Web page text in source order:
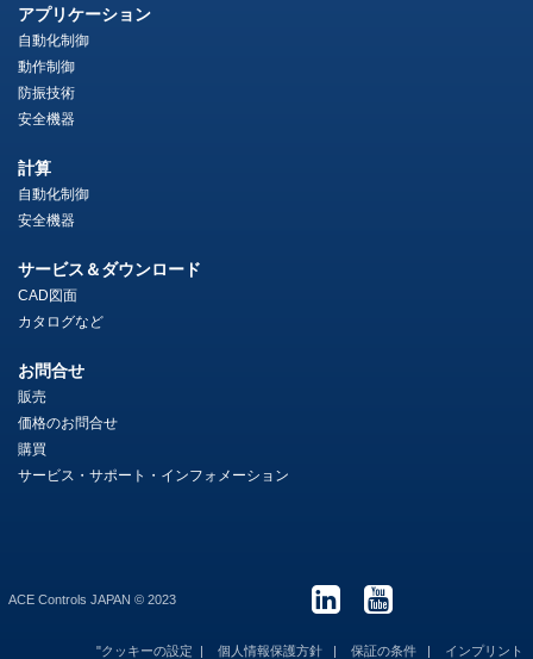
アプリケーション
自動化制御
動作制御
防振技術
安全機器
計算
自動化制御
安全機器
サービス＆ダウンロード
CAD図面
カタログなど
お問合せ
販売
価格のお問合せ
購買
サービス・サポート・インフォメーション
ACE Controls JAPAN © 2023
"クッキーの設定 個人情報保護方針 保証の条件 インプリント